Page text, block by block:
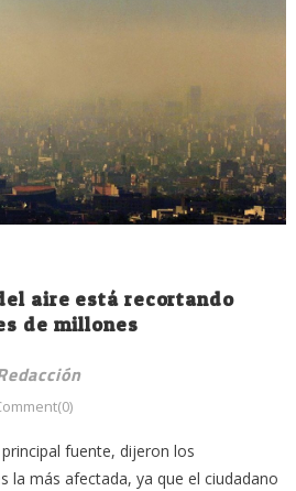
aire está recortando
de millones
fuente, dijeron los
la más afectada, ya que el ciudadano